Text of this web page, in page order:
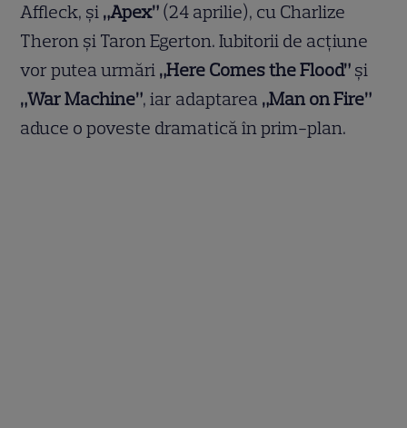
Affleck, și „Apex” (24 aprilie), cu Charlize
Theron și Taron Egerton. Iubitorii de acțiune
vor putea urmări „Here Comes the Flood” și
„War Machine”, iar adaptarea „Man on Fire”
aduce o poveste dramatică în prim-plan.